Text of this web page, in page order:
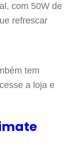
com 50W de
refrescar
tem
a loja e